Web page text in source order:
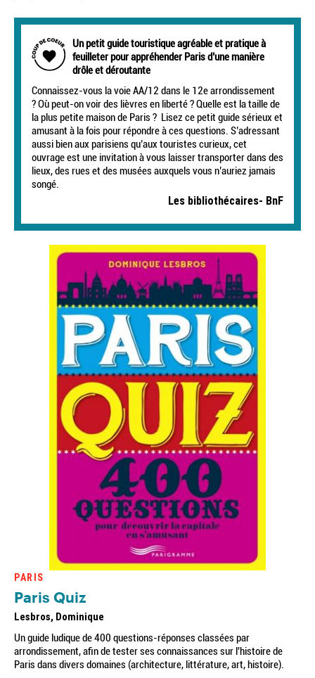
Un petit guide touristique agréable et pratique à
feuilleter pour appréhender Paris d’une manière
drôle et déroutante
Connaissez-vous la voie AA/12 dans le 12e arrondissement
? Où peut-on voir des lièvres en liberté ? Quelle est la taille de
la plus petite maison de Paris ? Lisez ce petit guide sérieux et
amusant à la fois pour répondre à ces questions. S’adressant
aussi bien aux parisiens qu’aux touristes curieux, cet
ouvrage est une invitation à vous laisser transporter dans des
lieux, des rues et des musées auxquels vous n’auriez jamais
songé.
Les bibliothécaires- BnF
PARIS
Paris Quiz
Lesbros, Dominique
Un guide ludique de 400 questions-réponses classées par
arrondissement, afin de tester ses connaissances sur l'histoire de
Paris dans divers domaines (architecture, littérature, art, histoire).